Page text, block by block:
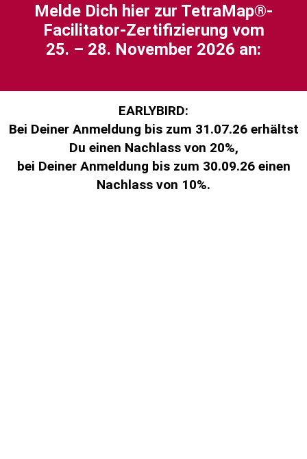
Melde Dich hier zur TetraMap®-
Facilitator-Zertifizierung vom
25. – 28. November 2026 an:
EARLYBIRD:
Bei Deiner Anmeldung bis zum 31.07.26 erhältst
Du einen Nachlass von 20%,
bei Deiner Anmeldung bis zum 30.09.26 einen
Nachlass von 10%.